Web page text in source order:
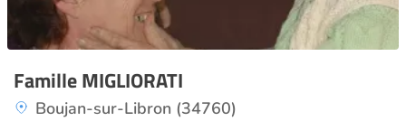
Famille MIGLIORATI
Boujan-sur-Libron (34760)